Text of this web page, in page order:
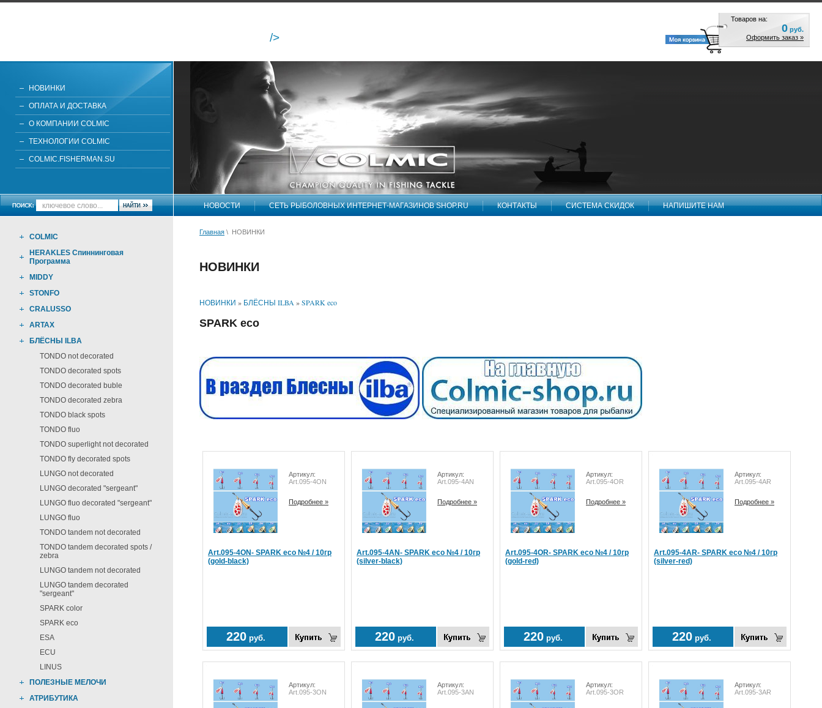
НОВИНКИ
ОПЛАТА И ДОСТАВКА
О КОМПАНИИ COLMIC
ТЕХНОЛОГИИ COLMIC
COLMIC.FISHERMAN.SU
COLMIC
HERAKLES Спиннинговая
Программа
MIDDY
STONFO
CRALUSSO
ARTAX
БЛЁСНЫ ILBA
TONDO not decorated
TONDO decorated spots
TONDO decorated buble
TONDO decorated zebra
TONDO black spots
TONDO fluo
TONDO superlight not decorated
TONDO fly decorated spots
LUNGO not decorated
LUNGO decorated "sergeant"
LUNGO fluo decorated "sergeant"
LUNGO fluo
TONDO tandem not decorated
TONDO tandem decorated spots /
zebra
LUNGO tandem not decorated
LUNGO tandem decorated
"sergeant"
SPARK color
SPARK eco
ESA
ECU
LINUS
ПОЛЕЗНЫЕ МЕЛОЧИ
АТРИБУТИКА
Товаров на:
0 руб.
Оформить заказ »
/>
НОВОСТИ СЕТЬ РЫБОЛОВНЫХ ИНТЕРНЕТ-МАГАЗИНОВ SHOP.RU КОНТАКТЫ СИСТЕМА СКИДОК НАПИШИТЕ НАМ
Главная \ НОВИНКИ
НОВИНКИ
НОВИНКИ » БЛЁСНЫ ILBA »SPARK eco
SPARK eco
Артикул:
Art.095-4ON
Подробнее »
Art.095-4ON- SPARK eco №4 / 10гр
(gold-black)
220 руб.
Артикул:
Art.095-4AN
Подробнее »
Art.095-4AN- SPARK eco №4 / 10гр
(silver-black)
220 руб.
Артикул:
Art.095-4OR
Подробнее »
Art.095-4OR- SPARK eco №4 / 10гр
(gold-red)
220 руб.
Артикул:
Art.095-4AR
Подробнее »
Art.095-4AR- SPARK eco №4 / 10гр
(silver-red)
220 руб.
Артикул:
Art.095-3ON
Артикул:
Art.095-3AN
Артикул:
Art.095-3OR
Артикул:
Art.095-3AR